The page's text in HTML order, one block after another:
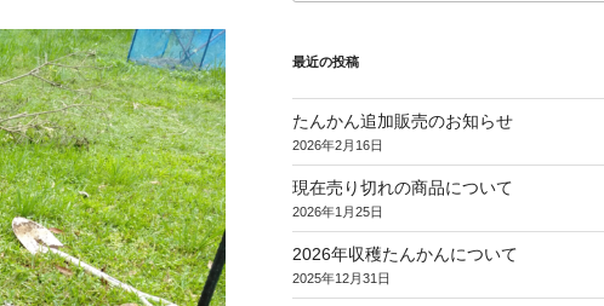
最近の投稿
たんかん追加販売のお知らせ
2026年2月16日
現在売り切れの商品について
2026年1月25日
2026年収穫たんかんについて
2025年12月31日